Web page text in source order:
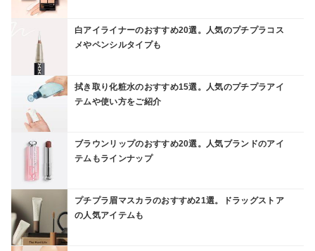
白アイライナーのおすすめ20選。人気のプチプラコス
メやペンシルタイプも
拭き取り化粧水のおすすめ15選。人気のプチプラアイ
テムや使い方をご紹介
ブラウンリップのおすすめ20選。人気ブランドのアイ
テムもラインナップ
プチプラ眉マスカラのおすすめ21選。ドラッグストア
の人気アイテムも